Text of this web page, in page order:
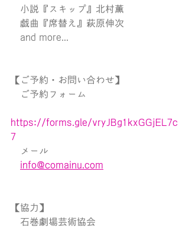
小説『スキップ』北村薫
戯曲『席替え』萩原伸次
and more...
【ご予約・お問い合わせ】
ご予約フォーム
https://forms.gle/vryJBg1kxGGjEL7c
7
メール
info@comainu.com
【協力】
石巻劇場芸術協会